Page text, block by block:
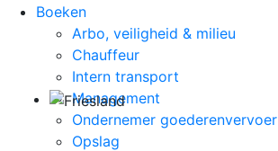
Boeken
Arbo, veiligheid & milieu
Chauffeur
Intern transport
Management
Ondernemer goederenvervoer
Opslag